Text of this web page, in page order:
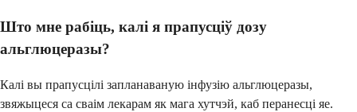
Што мне рабіць, калі я прапусціў дозу
альглюцеразы?
Калі вы прапусцілі запланаваную інфузію альглюцеразы,
звяжыцеся са сваім лекарам як мага хутчэй, каб перанесці яе.